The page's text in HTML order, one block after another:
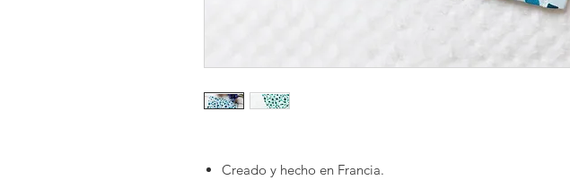
Creado y hecho en Francia.